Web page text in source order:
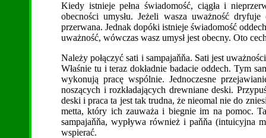
Kiedy istnieje pełna świadomość, ciągła i
obecności umysłu. Jeżeli wasza uważność
przerwana. Jednak dopóki istnieje świadomość
uważność, wówczas wasz umysł jest obecny. Oto
Należy połączyć sati i sampajaňňa. Sati jest
Właśnie tu i teraz dokładnie badacie oddech. Tym
wykonują pracę wspólnie. Jednoczesne
noszących i rozkładających drewniane deski.
deski i praca ta jest tak trudna, że nieomal nie do
metta, który ich zauważa i biegnie im na pomoc.
sampajaňňa, wypływa również i paňňa (intuicyjna
wspierać.